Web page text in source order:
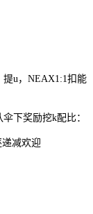
提u，NEAX1:1扣能
下奖励挖k配比：
减欢迎